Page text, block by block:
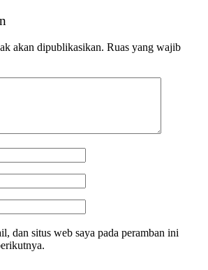
akan dipublikasikan. Ruas yang wajib
dan situs web saya pada peramban ini